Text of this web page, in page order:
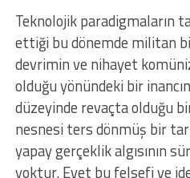
Teknolojik paradigmaların
ettiği bu dönemde militan
devrimin ve nihayet
olduğu yönündeki bir
düzeyinde revaçta olduğu
nesnesi ters dönmüş bir
yapay gerçeklik algısının
yoktur. Evet bu felsefi ve